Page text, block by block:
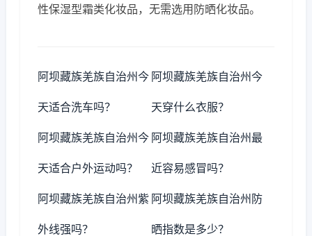
性保湿型霜类化妆品，无需选用防晒化妆品。
阿坝藏族羌族自治州今
天适合洗车吗？
阿坝藏族羌族自治州今
天穿什么衣服？
阿坝藏族羌族自治州今
天适合户外运动吗？
阿坝藏族羌族自治州最
近容易感冒吗？
阿坝藏族羌族自治州紫
外线强吗？
阿坝藏族羌族自治州防
晒指数是多少？